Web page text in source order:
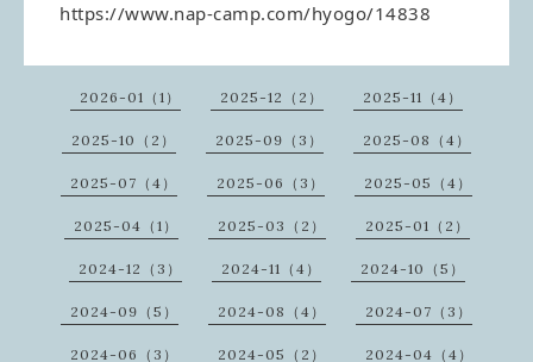
https://www.nap-camp.com/hyogo/14838
2026-01（1） 2025-12（2） 2025-11（4）
2025-10（2） 2025-09（3） 2025-08（4）
2025-07（4） 2025-06（3） 2025-05（4）
2025-04（1） 2025-03（2） 2025-01（2）
2024-12（3） 2024-11（4） 2024-10（5）
2024-09（5） 2024-08（4） 2024-07（3）
2024-06（3） 2024-05（2） 2024-04（4）